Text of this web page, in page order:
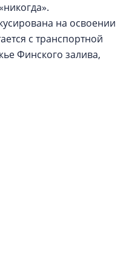
на освоении
с транспортной
Финского залива,